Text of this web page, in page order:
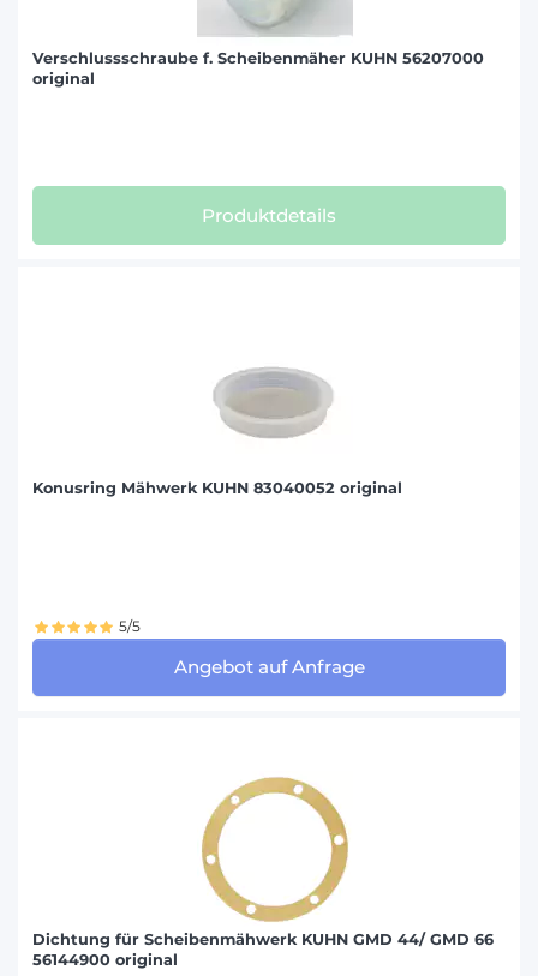
Verschlussschraube f. Scheibenmäher KUHN 56207000
original
Produktdetails
Konusring Mähwerk KUHN 83040052 original
5/5
Angebot auf Anfrage
Dichtung für Scheibenmähwerk KUHN GMD 44/ GMD 66
56144900 original